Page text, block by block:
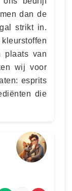
dan de
strikt in.
plaats van
wij voor
esprits
die